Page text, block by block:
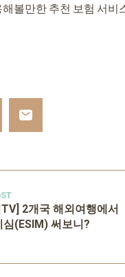
볼만한 추천 보험 서비
2개국 해외여행에서
심(ESIM) 써보니?